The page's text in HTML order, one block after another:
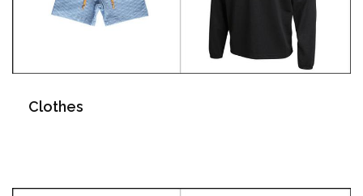
Clothes